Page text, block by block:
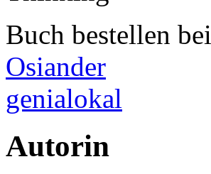
Buch bestellen bei
Osiander
genialokal
Autorin